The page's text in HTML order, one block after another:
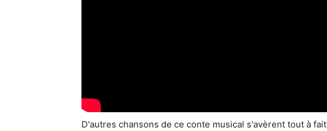
D'autres chansons de ce conte musical s'avèrent tout à